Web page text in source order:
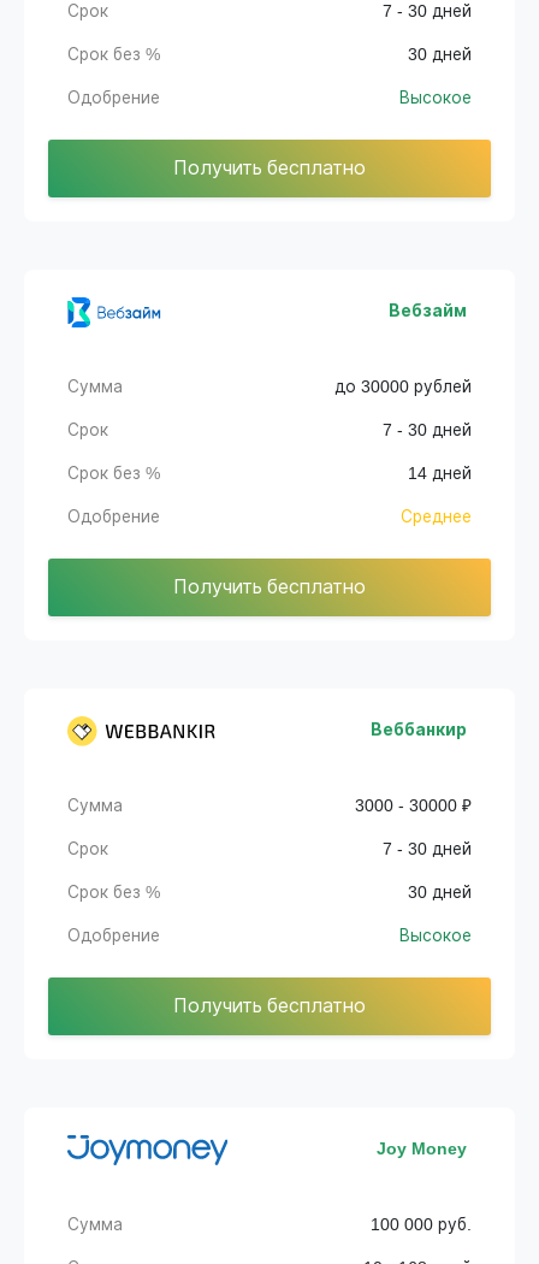
Срок 7 - 30 дней
Срок без % 30 дней
Одобрение Высокое
Получить бесплатно
Вебзайм
Сумма до 30000 рублей
Срок 7 - 30 дней
Срок без % 14 дней
Одобрение Среднее
Получить бесплатно
Веббанкир
Сумма 3000 - 30000 ₽
Срок 7 - 30 дней
Срок без % 30 дней
Одобрение Высокое
Получить бесплатно
Joy Money
Сумма 100 000 руб.